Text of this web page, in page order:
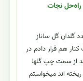
نجات
ارادتحدود 10 روز پيش 3 عدد گلدان گل ساناز
هم قرار دادم در
ايرانيت ولي از 2 روز بعد از سمت چپ گلها
هر3 گل كامل ريخته اند ميخواستم